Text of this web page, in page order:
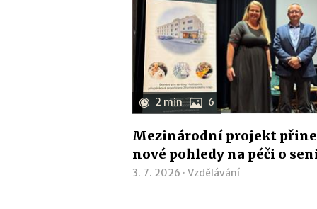
2 min 6
Mezinárodní projekt
nové pohledy na péči o
3. 7. 2026 · Vzdělávání